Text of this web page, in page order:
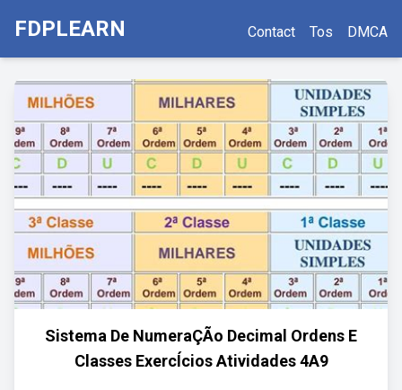
FDPLEARN Contact Tos DMCA
Sistema De NumeraÇÃo Decimal Ordens E
Classes ExercÍcios Atividades 4A9